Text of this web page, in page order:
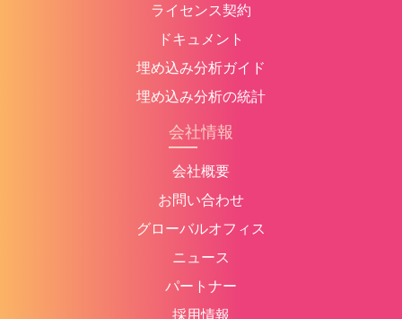
ライセンス契約
ドキュメント
埋め込み分析ガイド
埋め込み分析の統計
会社情報
会社概要
お問い合わせ
グローバルオフィス
ニュース
パートナー
採用情報